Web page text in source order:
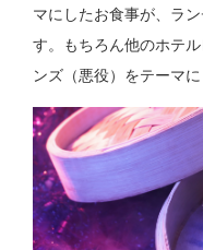
マにしたお食事が、ラ
す。もちろん他のホテ
ンズ（悪役）をテーマ